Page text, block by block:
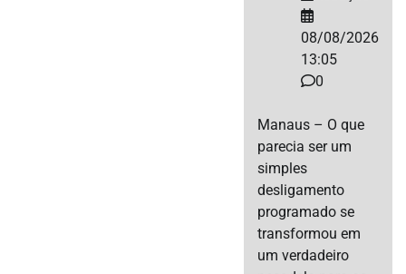
08/08/2026
13:05
0
Manaus – O que
parecia ser um
simples
desligamento
programado se
transformou em
um verdadeiro